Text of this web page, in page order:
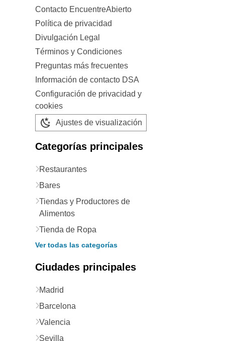
Contacto EncuentreAbierto
Política de privacidad
Divulgación Legal
Términos y Condiciones
Preguntas más frecuentes
Información de contacto DSA
Configuración de privacidad y
cookies
Ajustes de visualización
Categorías principales
Restaurantes
Bares
Tiendas y Productores de
Alimentos
Tienda de Ropa
Ver todas las categorías
Ciudades principales
Madrid
Barcelona
Valencia
Sevilla